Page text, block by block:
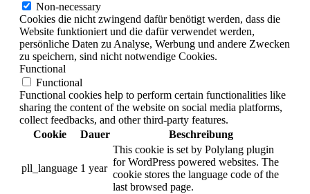
Non-necessary
Cookies die nicht zwingend dafür benötigt werden, dass die
Website funktioniert und die dafür verwendet werden,
persönliche Daten zu Analyse, Werbung und andere Zwecken
zu speichern, sind nicht notwendige Cookies.
Functional
Functional
Functional cookies help to perform certain functionalities like
sharing the content of the website on social media platforms,
collect feedbacks, and other third-party features.
Cookie
Dauer Beschreibung
pll_language 1 year
This cookie is set by Polylang plugin
for WordPress powered websites. The
cookie stores the language code of the
last browsed page.